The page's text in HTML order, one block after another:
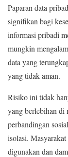
Paparan data
signifikan bagi
informasi pribadi
mungkin
data yang
yang tidak aman.
Risiko ini tidak
yang berlebihan di
perbandingan
isolasi. Masyarakat
digunakan dan